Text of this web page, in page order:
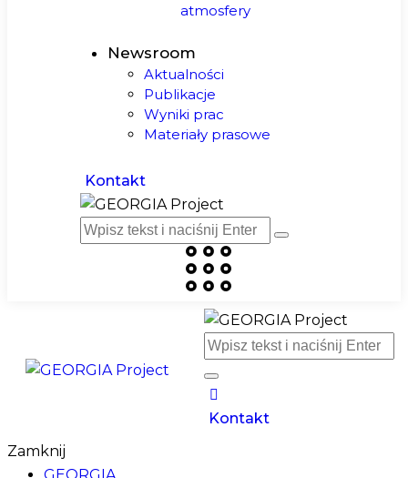
atmosfery
Newsroom
Aktualności
Publikacje
Wyniki prac
Materiały prasowe
Kontakt
Kontakt
Zamknij